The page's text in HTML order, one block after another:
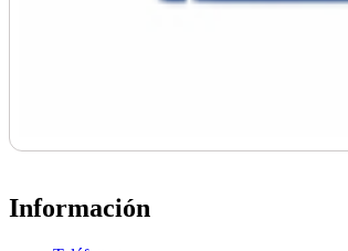
Información